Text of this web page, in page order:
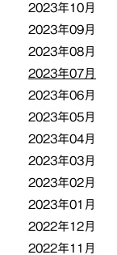
2023年10月
2023年09月
2023年08月
2023年07月
2023年06月
2023年05月
2023年04月
2023年03月
2023年02月
2023年01月
2022年12月
2022年11月